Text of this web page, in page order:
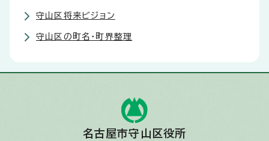
守山区将来ビジョン
守山区の町名・町界整理
名古屋市守山区役所